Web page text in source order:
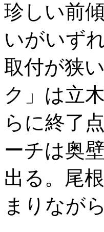
珍しい前
いがいず
取付が狭
ク」は立
らに終了
ーチは奥
出る。尾
まりなが